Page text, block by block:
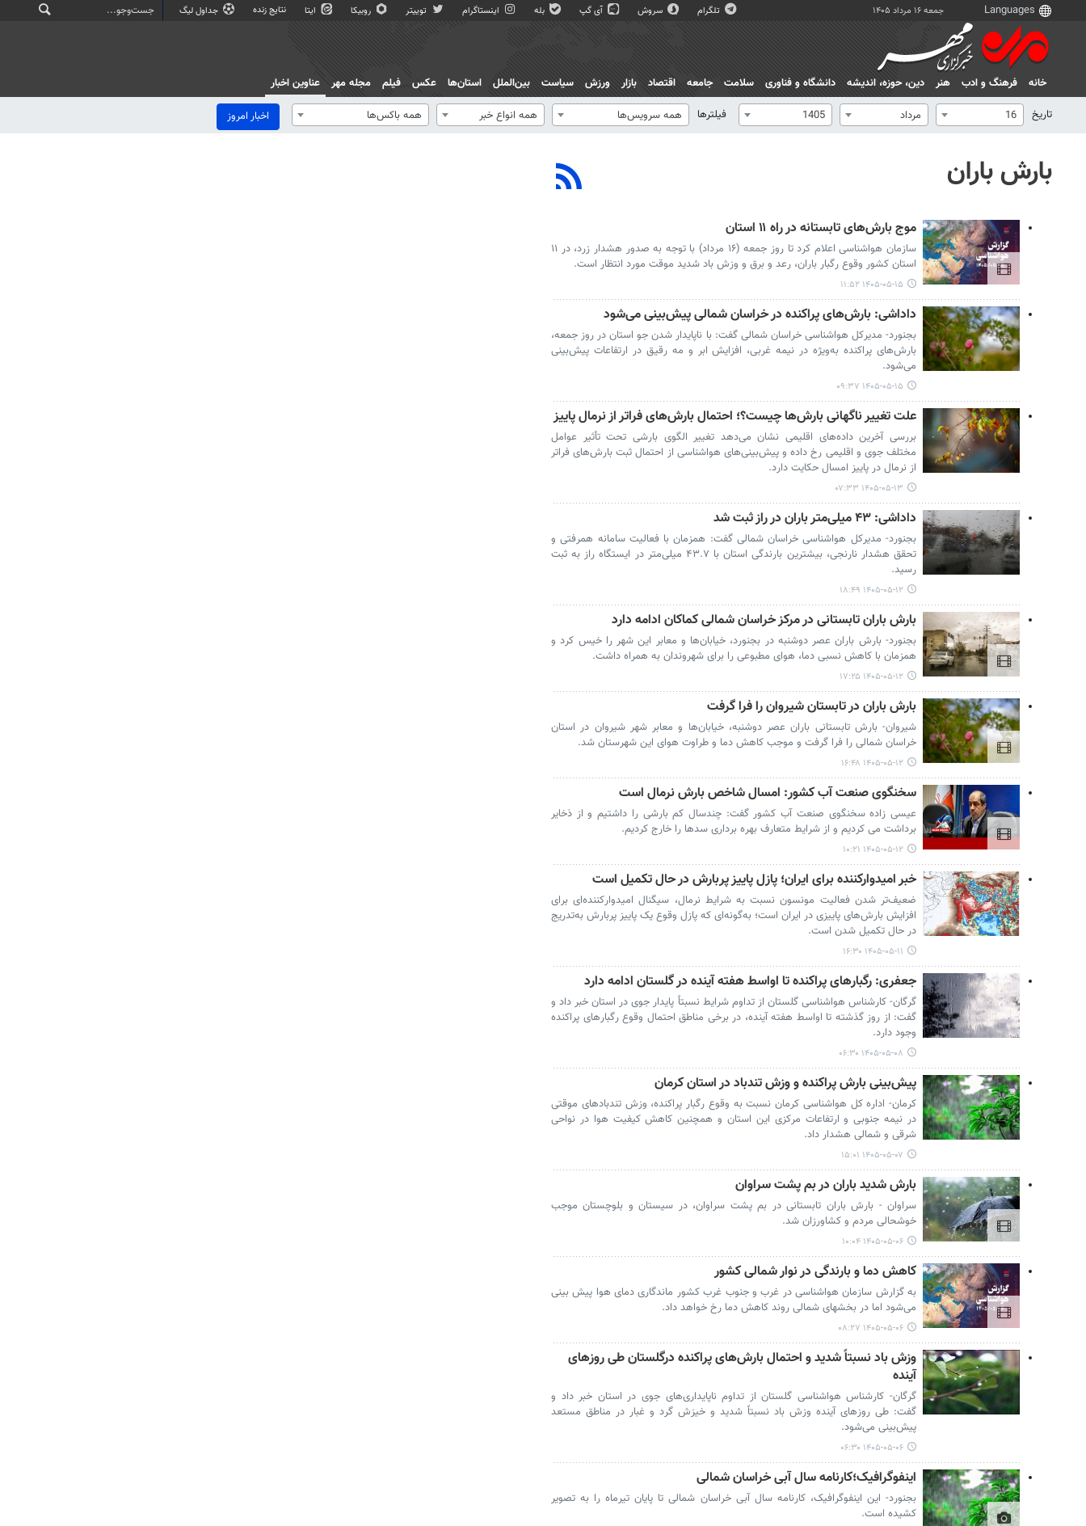
جمعه ۱۶ مرداد ۱۴۰۵ تلگرام سروش آی گپ بله اینستاگرام توییتر روبیکا ایتا نتایج زنده جداول لیگ
خانه فرهنگ و ادب هنر دين، حوزه، انديشه دانشگاه و فناوری سلامت جامعه اقتصاد بازار ورزش سیاست بین‌الملل استان‌ها عکس فیلم مجله مهر
عناوین اخبار
تاریخ
16 مرداد 1405 فیلترها همه سرویس‌ها همه انواع خبر همه باکس‌ها اخبار امروز
بارش باران
موج بارش‌های تابستانه در راه ۱۱ استان
سازمان هواشناسی اعلام کرد تا روز جمعه (۱۶ مرداد) با توجه به صدور هشدار زرد، در ۱۱
استان کشور وقوع رگبار باران، رعد و برق و وزش باد شدید موقت مورد انتظار است.
۱۴۰۵-۰۵-۱۵ ۱۱:۵۲
داداشی: بارش‌های پراکنده در خراسان شمالی پیش‌بینی می‌شود
بجنورد- مدیرکل هواشناسی خراسان شمالی گفت: با ناپایدار شدن جو استان در روز جمعه،
بارش‌های پراکنده به‌ویژه در نیمه غربی، افزایش ابر و مه رقیق در ارتفاعات پیش‌بینی
می‌شود.
۱۴۰۵-۰۵-۱۵ ۰۹:۳۷
علت تغییر ناگهانی بارش‌ها چیست؟؛ احتمال بارش‌های فراتر از نرمال پاییز
بررسی آخرین داده‌های اقلیمی نشان می‌دهد تغییر الگوی بارشی تحت تأثیر عوامل
مختلف جوی و اقلیمی رخ داده و پیش‌بینی‌های هواشناسی از احتمال ثبت بارش‌های فراتر
از نرمال در پاییز امسال حکایت دارد.
۱۴۰۵-۰۵-۱۳ ۰۷:۳۳
داداشی: ۴۳ میلی‌متر باران در راز ثبت شد
بجنورد- مدیرکل هواشناسی خراسان شمالی گفت: همزمان با فعالیت سامانه همرفتی و
تحقق هشدار نارنجی، بیشترین بارندگی استان با ۴۳.۷ میلی‌متر در ایستگاه راز به ثبت
رسید.
۱۴۰۵-۰۵-۱۲ ۱۸:۴۹
بارش باران تابستانی در مرکز خراسان شمالی کماکان ادامه دارد
بجنورد- بارش باران عصر دوشنبه در بجنورد، خیابان‌ها و معابر این شهر را خیس کرد و
همزمان با کاهش نسبی دما، هوای مطبوعی را برای شهروندان به همراه داشت.
۱۴۰۵-۰۵-۱۲ ۱۷:۲۵
بارش باران در تابستان شیروان را فرا گرفت
شیروان- بارش تابستانی باران عصر دوشنبه، خیابان‌ها و معابر شهر شیروان در استان
خراسان شمالی را فرا گرفت و موجب کاهش دما و طراوت هوای این شهرستان شد.
۱۴۰۵-۰۵-۱۲ ۱۶:۴۸
سخنگوی صنعت آب کشور: امسال شاخص بارش نرمال است
عیسی زاده سخنگوی صنعت آب کشور گفت: چندسال کم بارشی را داشتیم و از ذخایر
برداشت می کردیم و از شرایط متعارف بهره برداری سدها را خارج کردیم.
۱۴۰۵-۰۵-۱۲ ۱۰:۲۱
خبر امیدوارکننده برای ایران؛ پازل پاییز پربارش در حال تکمیل است
ضعیف‌تر شدن فعالیت مونسون نسبت به شرایط نرمال، سیگنال امیدوارکننده‌ای برای
افزایش بارش‌های پاییزی در ایران است؛ به‌گونه‌ای که پازل وقوع یک پاییز پربارش به‌تدریج
در حال تکمیل شدن است.
۱۴۰۵-۰۵-۱۱ ۱۶:۳۰
جعفری: رگبارهای پراکنده تا اواسط هفته آینده در گلستان ادامه دارد
گرگان- کارشناس هواشناسی گلستان از تداوم شرایط نسبتاً پایدار جوی در استان خبر داد و
گفت: از روز گذشته تا اواسط هفته آینده، در برخی مناطق احتمال وقوع رگبارهای پراکنده
وجود دارد.
۱۴۰۵-۰۵-۰۸ ۰۶:۳۰
پیش‌بینی بارش پراکنده و وزش تندباد در استان کرمان
کرمان- اداره کل هواشناسی کرمان نسبت به وقوع رگبار پراکنده، وزش تندبادهای موقتی
در نیمه جنوبی و ارتفاعات مرکزی این استان و همچنین کاهش کیفیت هوا در نواحی
شرقی و شمالی هشدار داد.
۱۴۰۵-۰۵-۰۷ ۱۵:۰۱
بارش شدید باران در بم پشت سراوان
سراوان - بارش باران تابستانی در بم پشت سراوان، در سیستان و بلوچستان موجب
خوشحالی مردم و کشاورزان شد.
۱۴۰۵-۰۵-۰۶ ۱۰:۰۴
کاهش دما و بارندگی در نوار شمالی کشور
به گزارش سازمان هواشناسی در غرب و جنوب غرب کشور ماندگاری دمای هوا پیش بینی
می‌شود اما در بخشهای شمالی روند کاهش دما رخ خواهد داد.
۱۴۰۵-۰۵-۰۶ ۰۸:۲۷
وزش باد نسبتاً شدید و احتمال بارش‌های پراکنده درگلستان طی روزهای
آینده
گرگان- کارشناس هواشناسی گلستان از تداوم ناپایداری‌های جوی در استان خبر داد و
گفت: طی روزهای آینده وزش باد نسبتاً شدید و خیزش گرد و غبار در مناطق مستعد
پیش‌بینی می‌شود.
۱۴۰۵-۰۵-۰۶ ۰۶:۳۰
اینفوگرافیک؛کارنامه سال آبی خراسان شمالی
بجنورد- این اینفوگرافیک، کارنامه سال آبی خراسان شمالی تا پایان تیرماه را به تصویر
کشیده است.